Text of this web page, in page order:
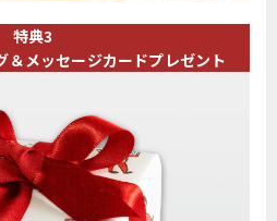
特典3
＆メッセージカードプレゼント